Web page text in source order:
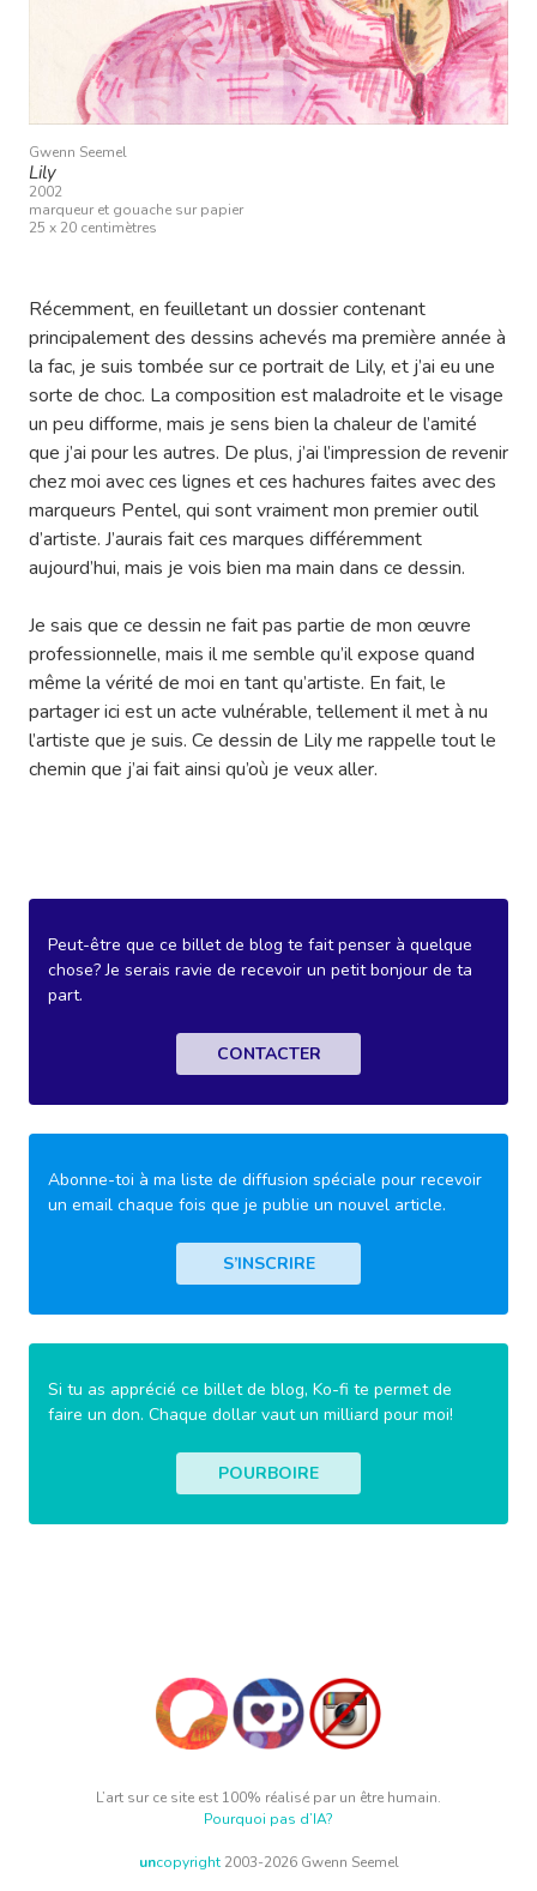
Gwenn Seemel
Lily
2002
marqueur et gouache sur papier
25 x 20 centimètres
Récemment, en feuilletant un dossier contenant
principalement des dessins achevés ma première année à
la fac, je suis tombée sur ce portrait de Lily, et j’ai eu une
sorte de choc. La composition est maladroite et le visage
un peu difforme, mais je sens bien la chaleur de l’amité
que j’ai pour les autres. De plus, j’ai l’impression de revenir
chez moi avec ces lignes et ces hachures faites avec des
marqueurs Pentel, qui sont vraiment mon premier outil
d’artiste. J’aurais fait ces marques différemment
aujourd’hui, mais je vois bien ma main dans ce dessin.
Je sais que ce dessin ne fait pas partie de mon œuvre
professionnelle, mais il me semble qu’il expose quand
même la vérité de moi en tant qu’artiste. En fait, le
partager ici est un acte vulnérable, tellement il met à nu
l’artiste que je suis. Ce dessin de Lily me rappelle tout le
chemin que j’ai fait ainsi qu’où je veux aller.
Peut-être que ce billet de blog te fait penser à quelque
chose? Je serais ravie de recevoir un petit bonjour de ta
part.
CONTACTER
Abonne-toi à ma liste de diffusion spéciale pour recevoir
un email chaque fois que je publie un nouvel article.
S’INSCRIRE
Si tu as apprécié ce billet de blog, Ko-fi te permet de
faire un don. Chaque dollar vaut un milliard pour moi!
POURBOIRE
L’art sur ce site est 100% réalisé par un être humain.
Pourquoi pas d’IA?
uncopyright2003-2026 Gwenn Seemel